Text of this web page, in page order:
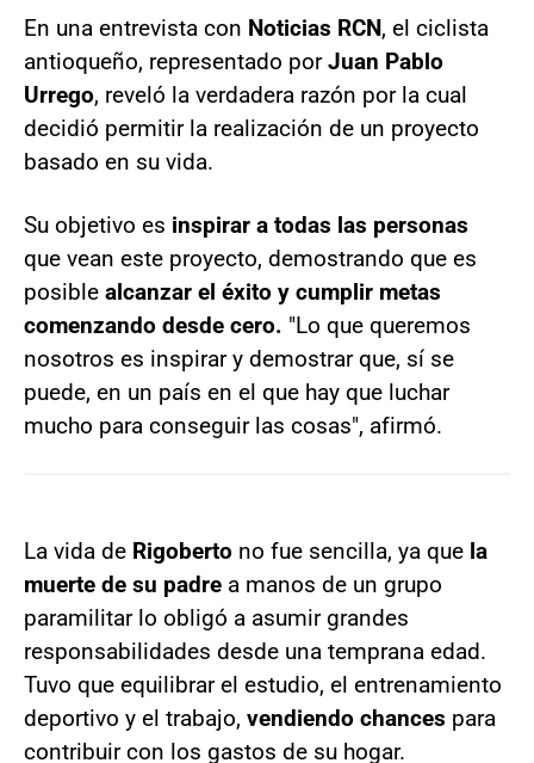
En una entrevista con Noticias RCN, el ciclista
antioqueño, representado porJuan Pablo
Urrego, reveló la verdadera razón por la cual
decidió permitir la realización de un proyecto
basado en su vida.
Su objetivo es inspirar a todas las personas
que vean este proyecto, demostrando que es
posible alcanzar el éxito y cumplir metas
comenzando desde cero. "Lo que queremos
nosotros es inspirar y demostrar que, sí se
puede, en un país en el que hay que luchar
mucho para conseguir las cosas", afirmó.
La vida de Rigoberto no fue sencilla, ya que la
muerte de su padre a manos de un grupo
paramilitar lo obligó a asumir grandes
responsabilidades desde una temprana edad.
Tuvo que equilibrar el estudio, el entrenamiento
deportivo y el trabajo, vendiendo chances para
contribuir con los gastos de su hogar.